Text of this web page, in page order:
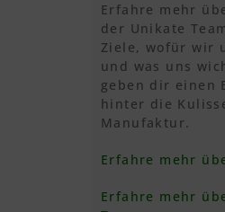
Erfahre mehr
der Unikate
Ziele, wofür wir
und was uns
geben dir einen
hinter die
Manufaktur.
Erfahre mehr
Erfahre mehr